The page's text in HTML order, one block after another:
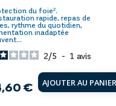
du foie².
rapide, repas de
rythme du quotidien,
inadaptée
€ AJOUTER AU
2/5 - 1 avis